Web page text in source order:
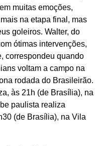
muitas emoções,
na etapa final, mas
goleiros. Walter, do
ótimas intervenções,
correspondeu quando
voltam a campo na
rodada do Brasileirão.
às 21h (de Brasília), na
paulista realiza
(de Brasília), na Vila